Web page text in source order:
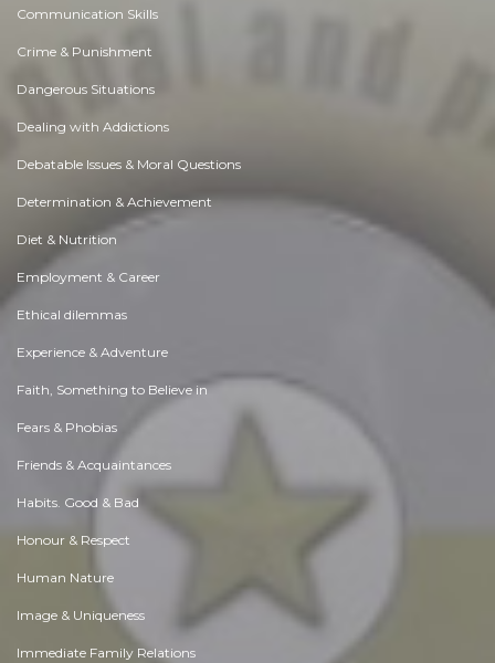
Communication Skills
Crime & Punishment
Dangerous Situations
Dealing with Addictions
Debatable Issues & Moral Questions
Determination & Achievement
Diet & Nutrition
Employment & Career
Ethical dilemmas
Experience & Adventure
Faith, Something to Believe in
Fears & Phobias
Friends & Acquaintances
Habits. Good & Bad
Honour & Respect
Human Nature
Image & Uniqueness
Immediate Family Relations